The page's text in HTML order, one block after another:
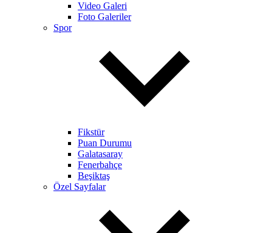
Video Galeri
Foto Galeriler
Spor
Fikstür
Puan Durumu
Galatasaray
Fenerbahçe
Beşiktaş
Özel Sayfalar